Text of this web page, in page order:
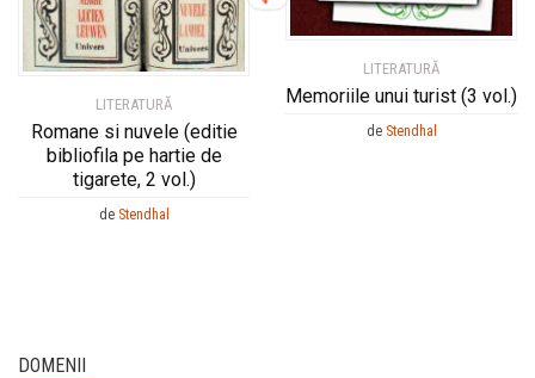
LITERATURĂ
Romane si nuvele (editie
bibliofila pe hartie de
tigarete, 2 vol.)
de Stendhal
LITERATURĂ
Memoriile unui turist (3 vol.)
de Stendhal
DOMENII